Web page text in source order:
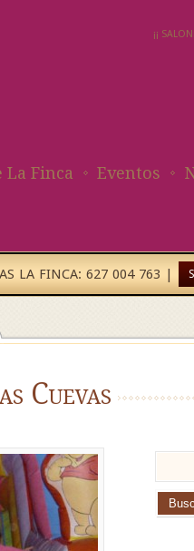
¡¡
La Finca Eventos
LA FINCA: 627 004 763 |
Cuevas